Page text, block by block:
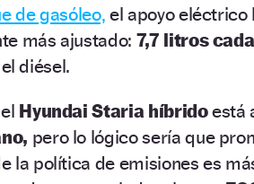
de gasóleo, el apoyo
más ajustado: 7,7 litros
diésel.
Hyundai Staria híbridoestá
pero lo lógico sería que
la política de emisiones es